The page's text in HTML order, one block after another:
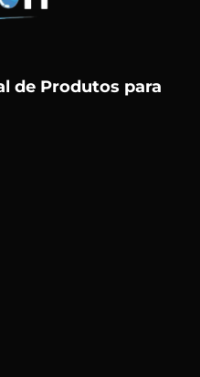
de Produtos para